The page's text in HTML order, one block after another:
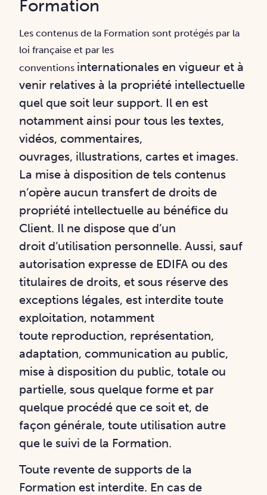
Formation
Les contenus de la Formation sont protégés par la
loi française et par les
conventions internationales en vigueur et à
venir relatives à la propriété intellectuelle
quel que soit leur support. Il en est
notamment ainsi pour tous les textes,
vidéos, commentaires,
ouvrages, illustrations, cartes et images.
La mise à disposition de tels contenus
n’opère aucun transfertde droits de
propriété intellectuelle au bénéfice du
Client. Il ne dispose que d’un
droitd’utilisation personnelle. Aussi, sauf
autorisation expresse de EDIFA ou des
titulaires dedroits, et sous réserve des
exceptions légales, est interdite toute
exploitation, notamment
toute reproduction, représentation,
adaptation, communication au public,
mise à disposition du public, totale ou
partielle, sous quelque forme et par
quelque procédé que ce soit et, de
façongénérale, toute utilisation autre
que le suivi de la Formation.
Toute revente de supports de la
Formation est interdite. En cas de